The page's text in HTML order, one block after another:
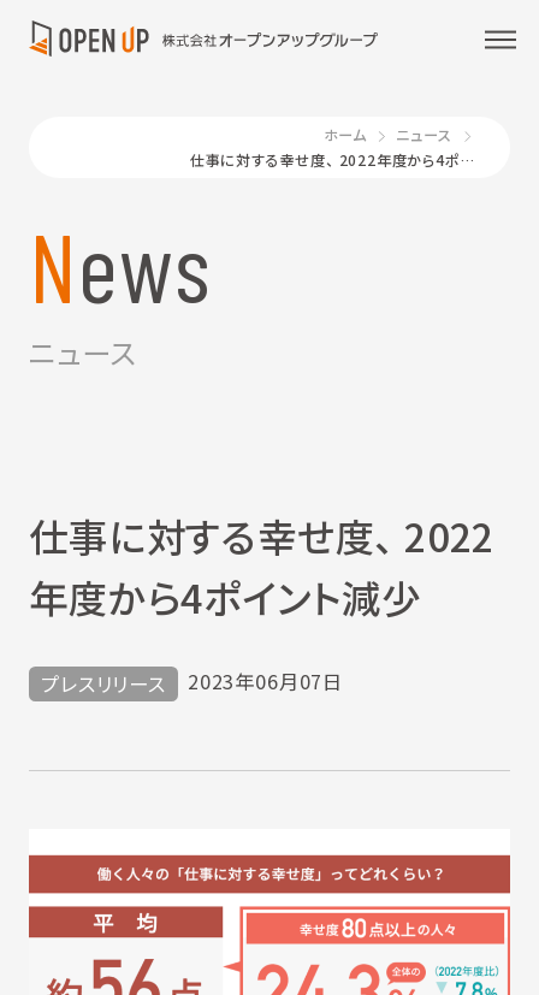
ホーム
ニュース
仕事に対する幸せ度、 2022年度から4ポイント減少
News
ニュース
仕事に対する幸せ度、 2022
年度から4ポイント減少
プレスリリース 2023年06月07日